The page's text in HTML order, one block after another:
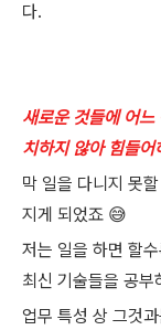
다.
새로운 것들에 어
치하지 않아 힘들
막 일을 다니지 못
지게 되었죠 😅
저는 일을 하면 할
최신 기술들을 공부
업무 특성 상 그것